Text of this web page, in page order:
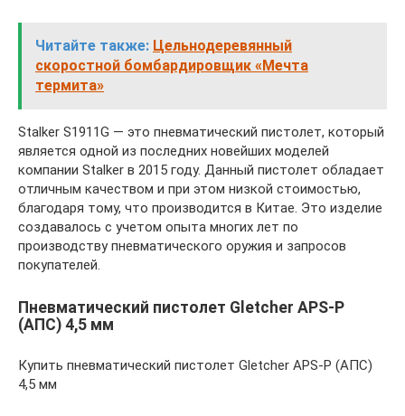
Читайте также: Цельнодеревянный
скоростной бомбардировщик «Мечта
термита»
Stalker S1911G — это пневматический пистолет, который
является одной из последних новейших моделей
компании Stalker в 2015 году. Данный пистолет обладает
отличным качеством и при этом низкой стоимостью,
благодаря тому, что производится в Китае. Это изделие
создавалось с учетом опыта многих лет по
производству пневматического оружия и запросов
покупателей.
Пневматический пистолет Gletcher APS-P
(АПС) 4,5 мм
Купить пневматический пистолет Gletcher APS-P (АПС)
4,5 мм